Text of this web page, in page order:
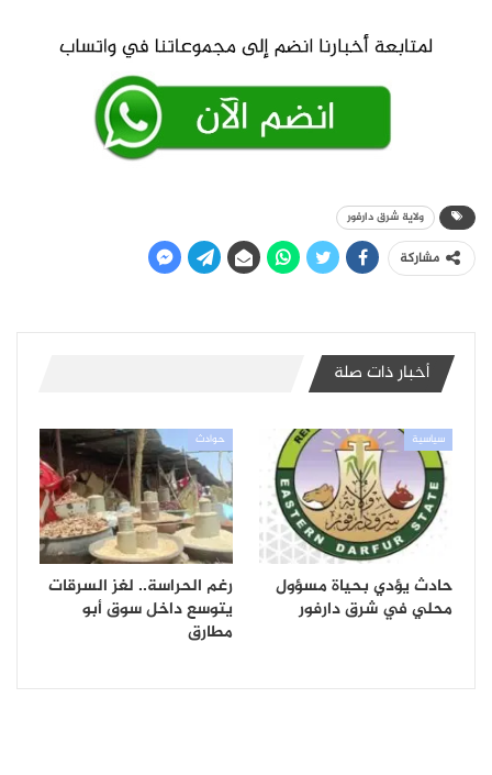
ولاية شرق دارفور
مشاركة
أخبار ذات صلة
سياسية
حادث يؤدي بحياة مسؤول
محلي في شرق دارفور
حوادث
رغم الحراسة.. لغز السرقات
يتوسع داخل سوق أبو
مطارق